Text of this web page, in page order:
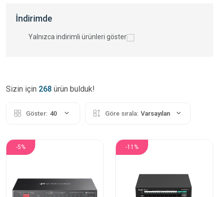
İndirimde
Yalnızca indirimli ürünleri göster
Sizin için 268 ürün bulduk!
Göster: 40 Göre sırala: Varsayılan
-5% -11%